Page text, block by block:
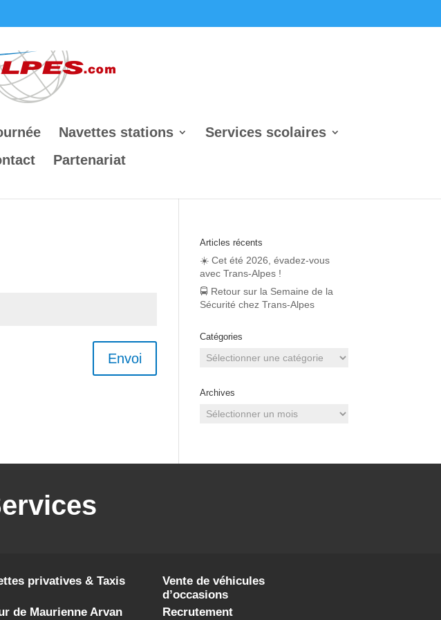
Navettes stations
Services scolaires
Partenariat
Envoi
Articles récents
☀️ Cet été 2026, évadez-vous
avec Trans-Alpes !
🚍 Retour sur la Semaine de la
Sécurité chez Trans‑Alpes
Catégories
Catégories
Archives
Archives
privatives & Taxis
Vente de véhicules
d’occasions
de Maurienne Arvan
Recrutement